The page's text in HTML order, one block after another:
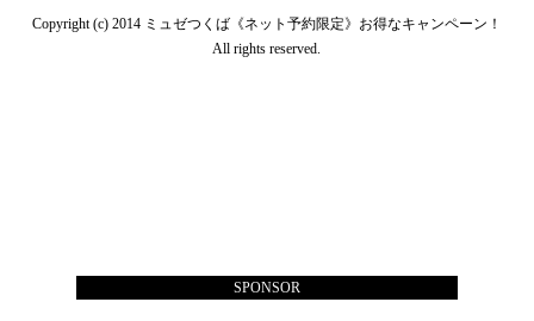
Copyright (c) 2014 ミュゼつくば《ネット予約限定》お得なキャンペーン！
All rights reserved.
SPONSOR